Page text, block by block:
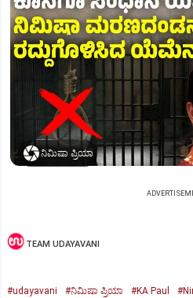
ನಿಮಿಷಾ ಪ್ರಿಯಾ
TEAM UDAYAVANI
#udayavani #ನಿಮಿಷಾ ಪ್ರಿಯಾ #KA Paul